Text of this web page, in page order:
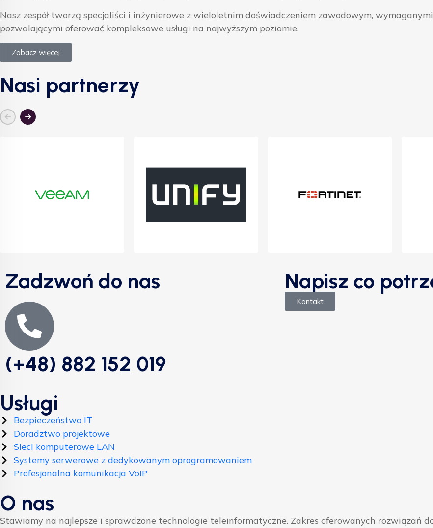
Nasz zespół tworzą specjaliści i inżynierowe z wieloletnim doświadczeniem zawodowym,
pozwalającymi oferować kompleksowe usługi na najwyższym poziomie.
Zobacz więcej
Nasi partnerzy
Zadzwoń do nas
(+48) 882 152 019
Napisz co
Kontakt
Usługi
Bezpieczeństwo IT
Doradztwo projektowe
Sieci komputerowe LAN
Systemy serwerowe z dedykowanym oprogramowaniem
Profesjonalna komunikacja VoIP
O nas
Stawiamy na najlepsze i sprawdzone technologie teleinformatyczne. Zakres oferowanych rozwiązań